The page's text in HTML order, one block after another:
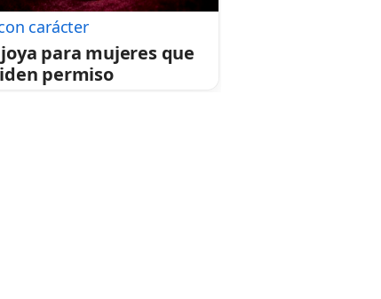
carácter
para mujeres que
permiso